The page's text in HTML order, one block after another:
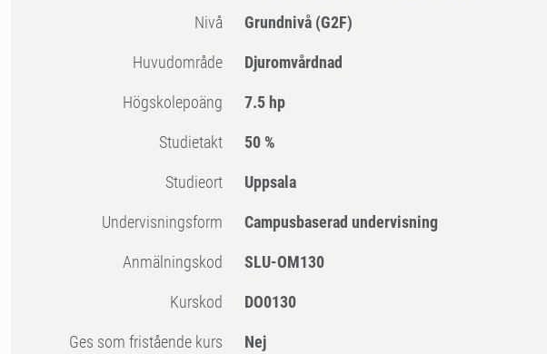
Nivå Grundnivå (G2F)
Huvudområde Djuromvårdnad
högskolepoäng 7.5 hp
Studietakt 50 %
Studieort Uppsala
Undervisningsform Campusbaserad undervisning
Anmälningskod SLU-OM130
Kurskod DO0130
Ges som fristående kurs Nej